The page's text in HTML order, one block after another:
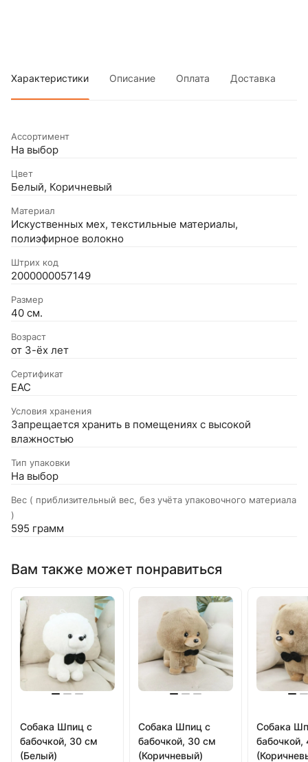
Характеристики Описание Оплата Доставка
Ассортимент
На выбор
Цвет
Белый, Коричневый
Материал
Искуственных мех, текстильные материалы,
полиэфирное волокно
Штрих код
2000000057149
Размер
40 см.
Возраст
от 3-ёх лет
Сертификат
EAC
Условия хранения
Запрещается хранить в помещениях с высокой
влажностью
Тип упаковки
На выбор
Вес ( приблизительный вес, без учёта упаковочного материала
)
595 грамм
Вам также может понравиться
Собака Шпиц с
бабочкой, 30 см
(Белый)
Собака Шпиц с
бабочкой, 30 см
(Коричневый)
Собака
бабочкой,